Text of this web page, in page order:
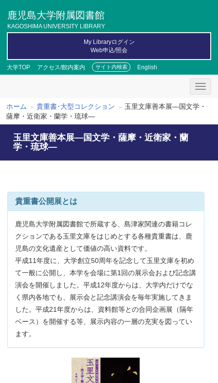
ツ
鹿児島大学附属図書館
KAGOSHIMA UNIVERSITY LIBRARY
大学TOP アクセス/館内案内 サイト内検索 English
My Libraryログイン
Web申込/照会
パ
ン
く
ず
ホーム 貴重書･大型コレクション
玉里文庫善本展―国文学・
薩摩・近衛家・蘭学・琉球―
玉里文庫善本展―国文学・薩摩・近衛家・蘭
学・琉球―
貴重書公開展とは
鹿児島大学附属図書館で所蔵する、島津家関連の書籍コレ
クションである玉里文庫をはじめとする各種貴重書は、鹿
児島の文化遺産として価値の高い資料です。
平成11年度に、大学創立50周年を記念して玉里文庫を初め
て一般に公開し、本学を会場に第1回の展示会および記念講
演会を開催しました。平成12年度からは、大学内だけでな
く県内各地でも、展示会と記念講演会を毎年実施してきま
した。平成21年度からは、資料館等との合同企画展（隔年
ベース）を開催する等、展示内容の一層の充実を図ってい
ます。